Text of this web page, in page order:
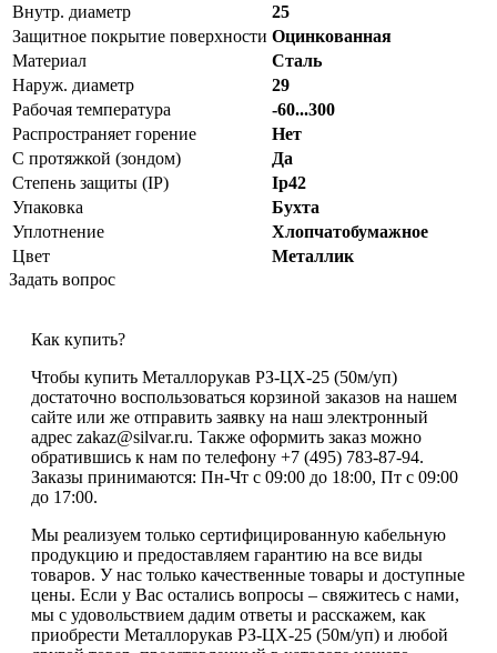
Внутр. диаметр
25
Защитное покрытие поверхности Оцинкованная
Материал
Сталь
Наруж. диаметр
29
Рабочая температура
-60...300
Распространяет горение
Нет
С протяжкой (зондом)
Да
Степень защиты (IP)
Ip42
Упаковка
Бухта
Уплотнение
Хлопчатобумажное
Цвет
Металлик
Задать вопрос
Как купить?
Чтобы купить Металлорукав РЗ-ЦХ-25 (50м/уп)
достаточно воспользоваться корзиной заказов на нашем
сайте или же отправить заявку на наш электронный
адрес zakaz@silvar.ru. Также оформить заказ можно
обратившись к нам по телефону +7 (495) 783-87-94.
Заказы принимаются: Пн-Чт с 09:00 до 18:00, Пт с 09:00
до 17:00.
Мы реализуем только сертифицированную кабельную
продукцию и предоставляем гарантию на все виды
товаров. У нас только качественные товары и доступные
цены. Если у Вас остались вопросы – свяжитесь с нами,
мы с удовольствием дадим ответы и расскажем, как
приобрести Металлорукав РЗ-ЦХ-25 (50м/уп) и любой